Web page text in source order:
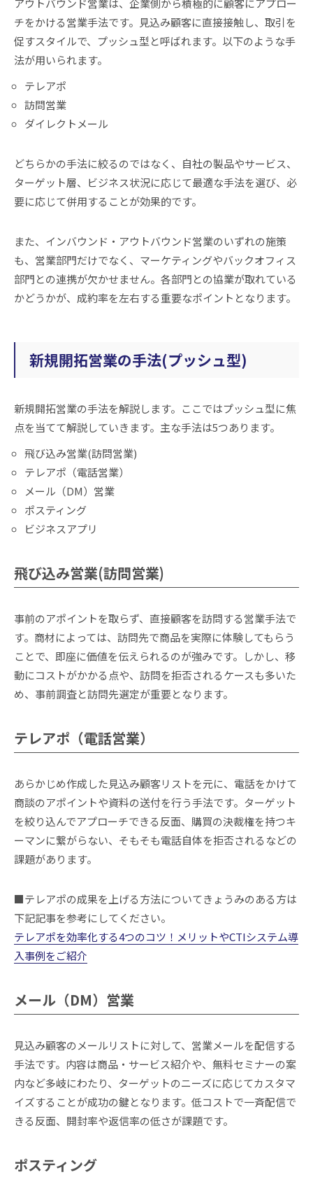
チをかける営業手法です。見込み顧客に直接接触し、取引を
促すスタイルで、プッシュ型と呼ばれます。以下のような手
法が用いられます。
テレアポ
訪問営業
ダイレクトメール
どちらかの手法に絞るのではなく、自社の製品やサービス、
ターゲット層、ビジネス状況に応じて最適な手法を選び、必
要に応じて併用することが効果的です。
また、インバウンド・アウトバウンド営業のいずれの施策
も、営業部門だけでなく、マーケティングやバックオフィス
部門との連携が欠かせません。各部門との協業が取れている
かどうかが、成約率を左右する重要なポイントとなります。
新規開拓営業の手法(プッシュ型)
新規開拓営業の手法を解説します。ここではプッシュ型に焦
点を当てて解説していきます。主な手法は5つあります。
飛び込み営業(訪問営業)
テレアポ（電話営業）
メール（DM）営業
ポスティング
ビジネスアプリ
飛び込み営業(訪問営業)
事前のアポイントを取らず、直接顧客を訪問する営業手法で
す。商材によっては、訪問先で商品を実際に体験してもらう
ことで、即座に価値を伝えられるのが強みです。しかし、移
動にコストがかかる点や、訪問を拒否されるケースも多いた
め、事前調査と訪問先選定が重要となります。
テレアポ（電話営業）
あらかじめ作成した見込み顧客リストを元に、電話をかけて
商談のアポイントや資料の送付を行う手法です。ターゲット
を絞り込んでアプローチできる反面、購買の決裁権を持つキ
ーマンに繋がらない、そもそも電話自体を拒否されるなどの
課題があります。
■テレアポの成果を上げる方法についてきょうみのある方は
下記記事を参考にしてください。
テレアポを効率化する4つのコツ！メリットやCTIシステム導
入事例をご紹介
メール（DM）営業
見込み顧客のメールリストに対して、営業メールを配信する
手法です。内容は商品・サービス紹介や、無料セミナーの案
内など多岐にわたり、ターゲットのニーズに応じてカスタマ
イズすることが成功の鍵となります。低コストで一斉配信で
きる反面、開封率や返信率の低さが課題です。
ポスティング